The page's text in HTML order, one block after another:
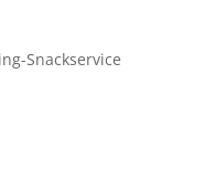
Snackservice